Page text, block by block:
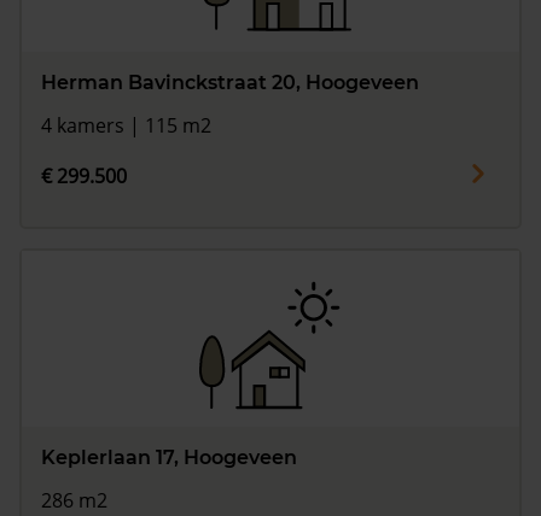
Herman Bavinckstraat 20, Hoogeveen
4 kamers | 115 m2
€ 299.500
Keplerlaan 17, Hoogeveen
286 m2